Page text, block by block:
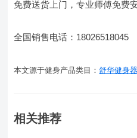
免费送货上门，专业师傅免费
全国销售电话：18026518045
本文源于健身产品类目：舒华健身
相关推荐